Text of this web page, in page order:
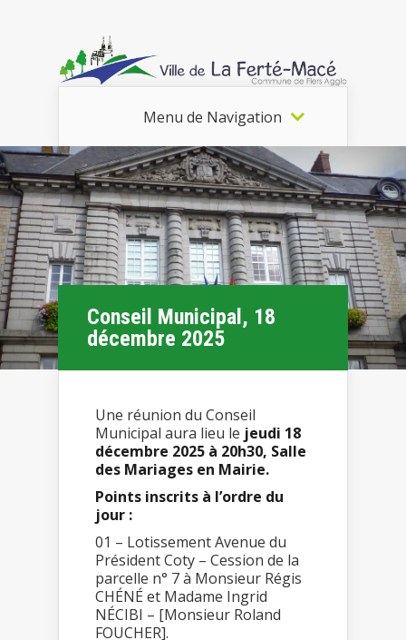
Menu de Navigation
Conseil Municipal, 18
décembre 2025
Une réunion du Conseil
Municipal aura lieu le jeudi 18
décembre 2025 à 20h30, Salle
des Mariages en Mairie.
Points inscrits à l’ordre du
jour :
01 – Lotissement Avenue du
Président Coty – Cession de la
parcelle n° 7 à Monsieur Régis
CHÉNÉ et Madame Ingrid
NÉCIBI – [Monsieur Roland
FOUCHER].